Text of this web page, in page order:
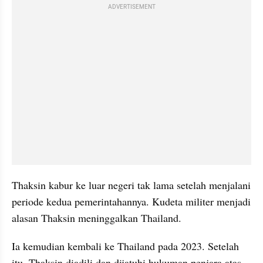
ADVERTISEMENT
Thaksin kabur ke luar negeri tak lama setelah menjalani
periode kedua pemerintahannya. Kudeta militer menjadi
alasan Thaksin meninggalkan Thailand.
Ia kemudian kembali ke Thailand pada 2023. Setelah